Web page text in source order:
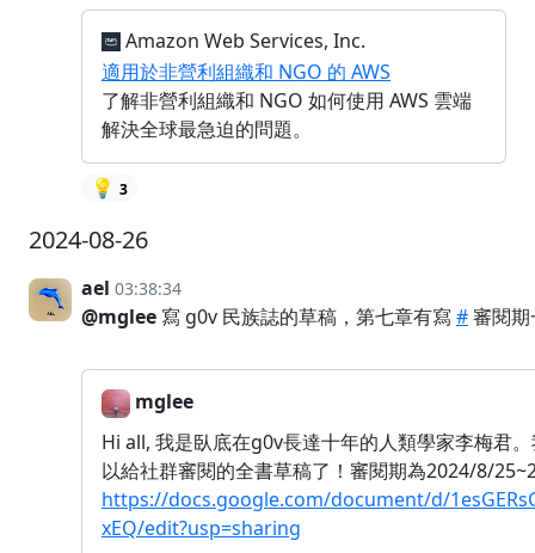
Amazon Web Services, Inc.
適用於非營利組織和 NGO 的 AWS
了解非營利組織和 NGO 如何使用 AWS 雲端
解決全球最急迫的問題。
💡 3
2024-08-26
ael 03:38:34
@mglee 寫 g0v 民族誌的草稿，第七章有寫 #審閱
mglee
Hi all, 我是臥底在g0v長達十年的人類學家李梅君
以給社群審閱的全書草稿了！審閱期為2024/8/
https://docs.google.com/document/d/
xEQ/edit?usp=sharing